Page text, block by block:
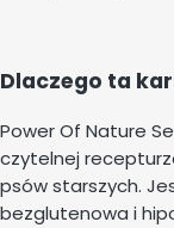
Dlaczego ta
Power Of Nature
czytelnej
psów starszych.
bezglutenowa i